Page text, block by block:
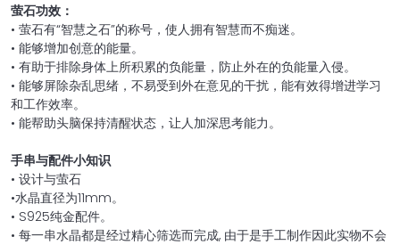
萤石功效：
• 萤石有“智慧之石”的称号，使人拥有智慧而不痴迷。
• 能够增加创意的能量。
• 有助于排除身体上所积累的负能量，防止外在的负能量入侵。
• 能够屏除杂乱思绪，不易受到外在意见的干扰，能有效得增进学习
和工作效率。
• 能帮助头脑保持清醒状态，让人加深思考能力。
手串与配件小知识
• 设计与萤石
•水晶直径为11mm。
• S925纯金配件。
• 每一串水晶都是经过精心筛选而完成, 由于是手工制作因此实物不会